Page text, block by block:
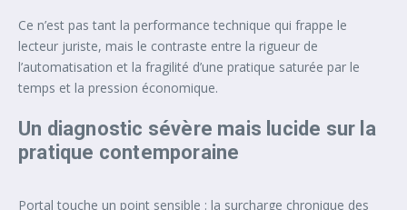
Ce n’est pas tant la performance technique qui frappe le
lecteur juriste, mais le contraste entre la rigueur de
l’automatisation et la fragilité d’une pratique saturée par le
temps et la pression économique.
Un diagnostic sévère mais lucide sur la
pratique contemporaine
Portal touche un point sensible : la surcharge chronique des